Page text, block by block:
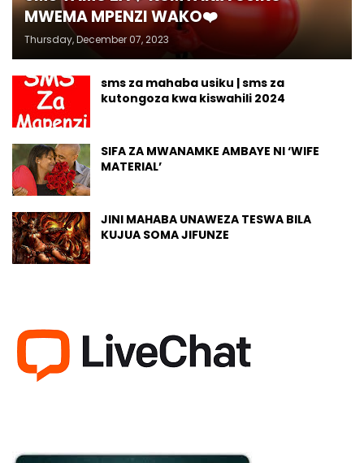
MWEMA MPENZI WAKO❤️
Thursday, December 07, 2023
sms za mahaba usiku | sms za
kutongoza kwa kiswahili 2024
SIFA ZA MWANAMKE AMBAYE NI ‘WIFE
MATERIAL’
JINI MAHABA UNAWEZA TESWA BILA
KUJUA SOMA JIFUNZE